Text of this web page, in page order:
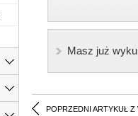
Masz już
POPRZEDNI ARTYKUŁ Z